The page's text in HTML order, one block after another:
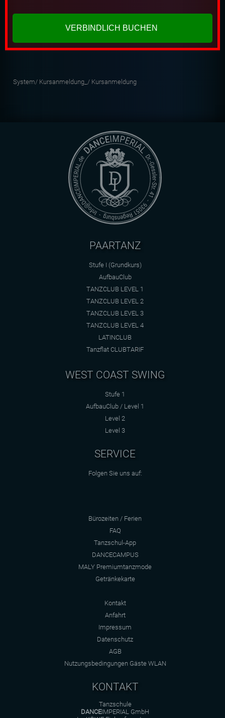
System/ Kursanmeldung_/ Kursanmeldung
PAARTANZ
Stufe I (Grundkurs)
AufbauClub
TANZCLUB LEVEL 1
TANZCLUB LEVEL 2
TANZCLUB LEVEL 3
TANZCLUB LEVEL 4
LATINCLUB
Tanzflat CLUBTARIF
WEST COAST SWING
Stufe 1
AufbauClub / Level 1
Level 2
Level 3
SERVICE
Folgen Sie uns auf:
Bürozeiten / Ferien
FAQ
Tanzschul-App
DANCECAMPUS
MALY Premiumtanzmode
Getränkekarte
Kontakt
Anfahrt
Impressum
Datenschutz
AGB
Nutzungsbedingungen Gäste WLAN
KONTAKT
Tanzschule
DANCEIMPERIAL GmbH